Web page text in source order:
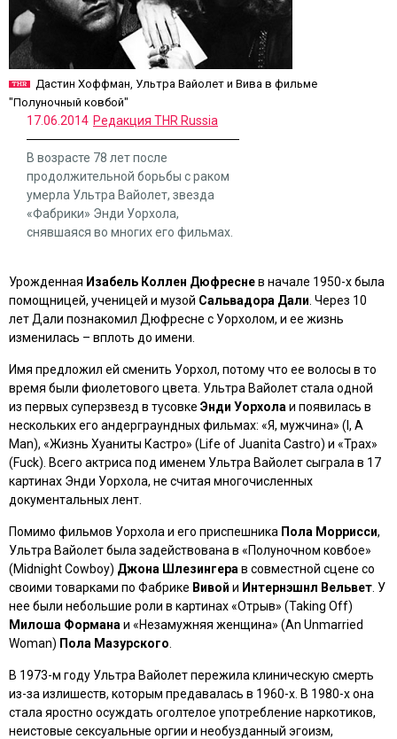
Дастин Хоффман, Ультра Вайолет и Вива в фильме
"Полуночный ковбой"
17.06.2014 Редакция THR Russia
В возрасте 78 лет после
продолжительной борьбы с раком
умерла Ультра Вайолет, звезда
«Фабрики» Энди Уорхола,
снявшаяся во многих его фильмах.
Урожденная Изабель Коллен Дюфреснев начале 1950-х была
помощницей, ученицей и музой Сальвадора Дали . Через 10
лет Дали познакомил Дюфресне с Уорхолом, и ее жизнь
изменилась – вплоть до имени.
Имя предложил ей сменить Уорхол, потому что ее волосы в то
время были фиолетового цвета. Ультра Вайолет стала одной
из первых суперзвезд в тусовке Энди Уорхола и появилась в
нескольких его андерграундных фильмах: «Я, мужчина» (I, A
Man), «Жизнь Хуаниты Кастро» (Life of Juanita Castro) и «Трах»
(Fuck). Всего актриса под именем Ультра Вайолет сыграла в 17
картинах Энди Уорхола, не считая многочисленных
документальных лент.
Помимо фильмов Уорхола и его приспешника Пола Моррисси,
Ультра Вайолет была задействована в «Полуночном ковбое»
(Midnight Cowboy) Джона Шлезингера в совместной сцене со
своими товарками по Фабрике Вивой и Интернэшнл Вельвет . У
нее были небольшие роли в картинах «Отрыв» (Taking Off)
Милоша Формана и «Незамужняя женщина» (An Unmarried
Woman) Пола Мазурского
В 1973-м году Ультра Вайолет пережила клиническую смерть
из-за излишеств, которым предавалась в 1960-х. В 1980-х она
стала яростно осуждать оголтелое употребление наркотиков,
неистовые сексуальные оргии и необузданный эгоизм,